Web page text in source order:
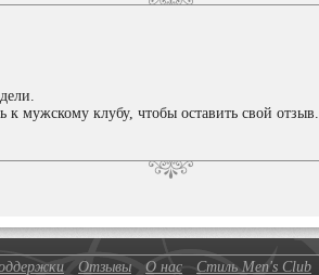
к мужскому клубу, чтобы оставить свой отзыв.
Отзывы О нас Стиль Men's Club